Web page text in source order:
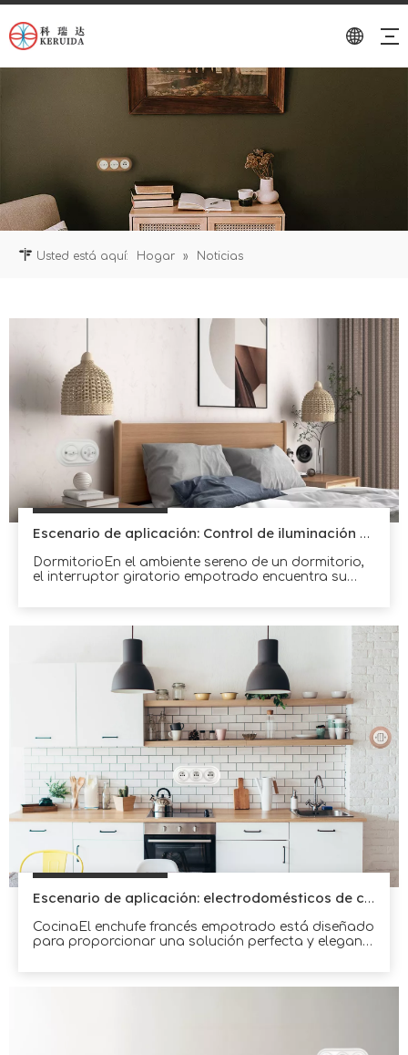
Usted está aquí: Hogar » Noticias
Escenario de aplicación: Control de iluminación del dormitorio
DormitorioEn el ambiente sereno de un dormitorio,
el interruptor giratorio empotrado encuentra su
suave luz del atardecer se desvanece, la suave
rotación del interruptor adquiere protagonismo.con
Escenario de aplicación: electrodomésticos de cocina
CocinaEl enchufe francés empotrado está diseñado
para proporcionar una solución perfecta y elegante
integrarse fácilmente en cualquier decoración de